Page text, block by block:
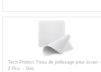
Tech-Protect Tissu de polissage pour écran -
2 Pcs. - Gris